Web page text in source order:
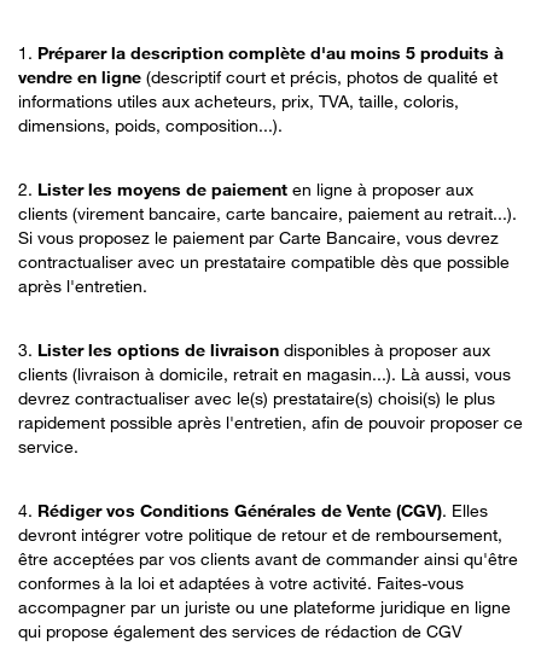
1. Préparer la description complète d'au moins 5 produits à
vendre en ligne (descriptif court et précis, photos de qualité et
informations utiles aux acheteurs, prix, TVA, taille, coloris,
dimensions, poids, composition...).
2. Lister les moyens de paiement en ligne à proposer aux
clients (virement bancaire, carte bancaire, paiement au retrait...).
Si vous proposez le paiement par Carte Bancaire, vous devrez
contractualiser avec un prestataire compatible dès que possible
après l'entretien.
3. Lister les options de livraison disponibles à proposer aux
clients (livraison à domicile, retrait en magasin...). Là aussi, vous
devrez contractualiser avec le(s) prestataire(s) choisi(s) le plus
rapidement possible après l'entretien, afin de pouvoir proposer ce
service.
4. Rédiger vos Conditions Générales de Vente (CGV). Elles
devront intégrer votre politique de retour et de remboursement,
être acceptées par vos clients avant de commander ainsi qu'être
conformes à la loi et adaptées à votre activité. Faites-vous
accompagner par un juriste ou une plateforme juridique en ligne
qui propose également des services de rédaction de CGV